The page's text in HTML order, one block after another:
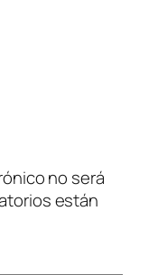
no será
están